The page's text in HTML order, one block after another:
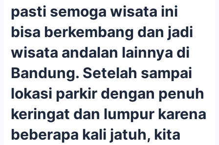
pasti semoga wisata ini
bisa berkembang dan jadi
wisata andalan lainnya di
Bandung. Setelah sampai
lokasi parkir dengan penuh
keringat dan lumpur karena
beberapa kali jatuh, kita